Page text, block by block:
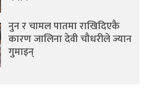
नुन र चामल पातमा राखिदिएकै
कारण जालिना देवी चौधरीले ज्यान
गुमाइन्